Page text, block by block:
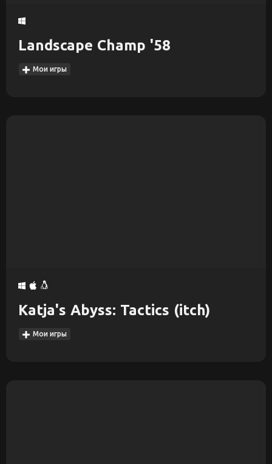
Landscape Champ '58
Мои игры
Katja's Abyss: Tactics (itch)
Мои игры